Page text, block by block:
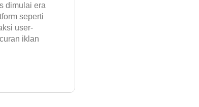
dimulai era
seperti
user-
iklan